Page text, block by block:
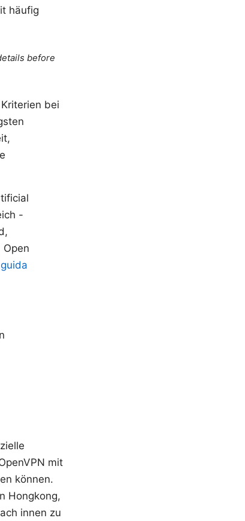
häufig
before
bei
-
mit
können.
Hongkong,
innen zu